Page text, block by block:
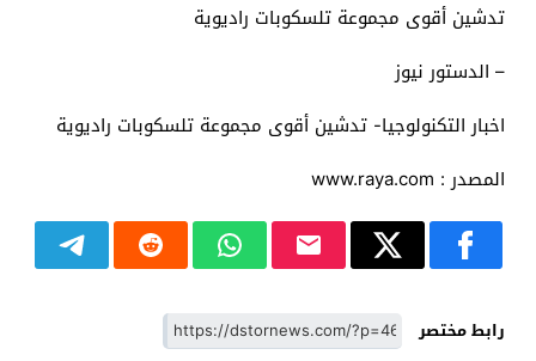
تدشين أقوى مجموعة تلسكوبات راديوية
– الدستور نيوز
اخبار التكنولوجيا- تدشين أقوى مجموعة تلسكوبات راديوية
المصدر : www.raya.com
رابط مختصر